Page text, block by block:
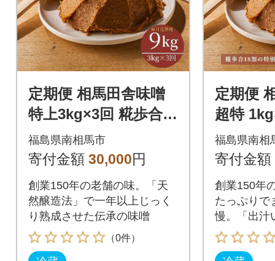
定期便 相馬田舎味噌
特上3kg×3回 糀歩合1
3割 無添加 みそ 若松
味噌醤油店 ac001-ae
福島県南相馬市
寄付金額 30,000円
創業150年の老舗の味。「天
然醸造法」で一年以上じっく
り熟成させた伝承の味噌
（0件）
定期便
超特
8割 | 無
醤油店
福島県南相
寄付金額
創業150年
たっぷりで
慢。「出汁